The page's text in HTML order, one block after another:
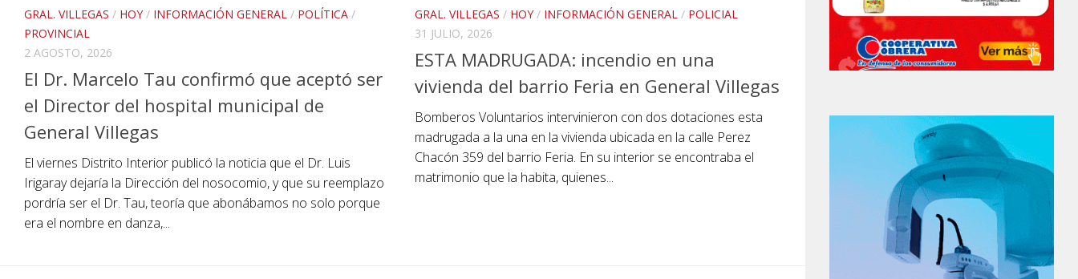
GRAL. VILLEGAS / HOY / INFORMACIÓN GENERAL / POLÍTICA /
PROVINCIAL
2 AGOSTO, 2026
El Dr. Marcelo Tau confirmó que aceptó ser
el Director del hospital municipal de
General Villegas
El viernes Distrito Interior publicó la noticia que el Dr. Luis
Irigaray dejaría la Dirección del nosocomio, y que su reemplazo
pordría ser el Dr. Tau, teoría que abonábamos no solo porque
era el nombre en danza,...
GRAL. VILLEGAS / HOY / INFORMACIÓN GENERAL / POLICIAL
31 JULIO, 2026
ESTA MADRUGADA: incendio en una
vivienda del barrio Feria en General Villegas
Bomberos Voluntarios intervinieron con dos dotaciones esta
madrugada a la una en la vivienda ubicada en la calle Perez
Chacón 359 del barrio Feria. En su interior se encontraba el
matrimonio que la habita, quienes...